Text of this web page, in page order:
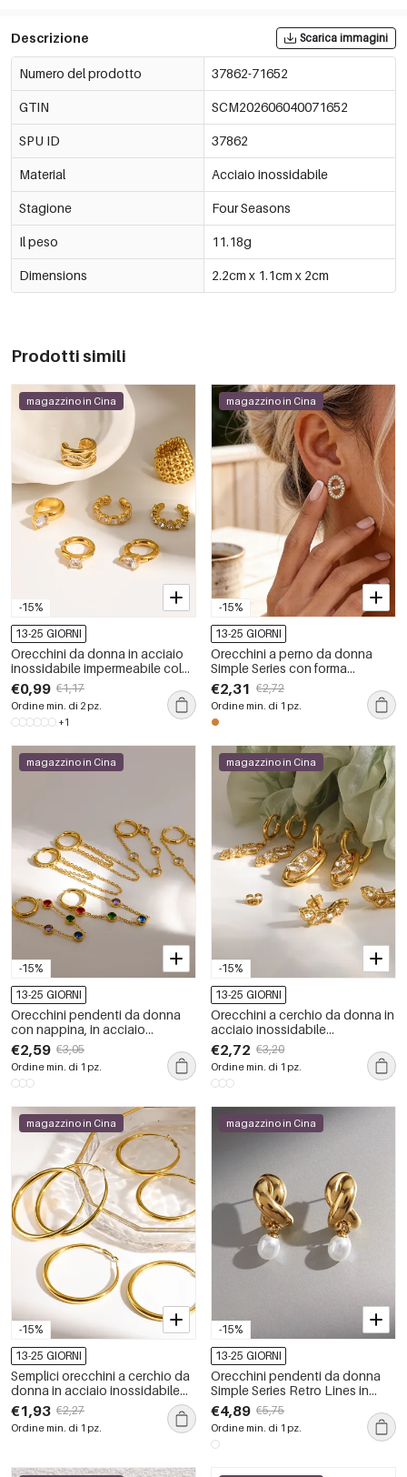
Descrizione Scarica immagini
Numero del prodotto 37862-71652
GTIN SCM202606040071652
SPU ID 37862
Material Acciaio inossidabile
Stagione Four Seasons
Il peso 11.18g
Dimensions 2.2cm x 1.1cm x 2cm
Prodotti simili
-15%
magazzino in Cina
13-25 GIORNI
Orecchini da donna in acciaio
inossidabile impermeabile color
oro con strass
€0,99 €1,17
Ordine min. di 2 pz.
+1
-15%
magazzino in Cina
13-25 GIORNI
Orecchini a perno da donna
Simple Series con forma
geometrica, in acciaio
inossidabile, impermeabili, color
oro e strass.
€2,31 €2,72
Ordine min. di 1 pz.
-15%
magazzino in Cina
13-25 GIORNI
Orecchini pendenti da donna
con nappina, in acciaio
inossidabile, impermeabili, color
oro e strass.
€2,59 €3,05
Ordine min. di 1 pz.
-15%
magazzino in Cina
13-25 GIORNI
Orecchini a cerchio da donna in
acciaio inossidabile
impermeabile color oro con
strass.
€2,72 €3,20
Ordine min. di 1 pz.
-15%
magazzino in Cina
13-25 GIORNI
Semplici orecchini a cerchio da
donna in acciaio inossidabile
impermeabile color oro.
€1,93 €2,27
Ordine min. di 1 pz.
-15%
magazzino in Cina
13-25 GIORNI
Orecchini pendenti da donna
Simple Series Retro Lines in
acciaio inossidabile color oro
impermeabile con perle
artificiali.
€4,89 €5,75
Ordine min. di 1 pz.